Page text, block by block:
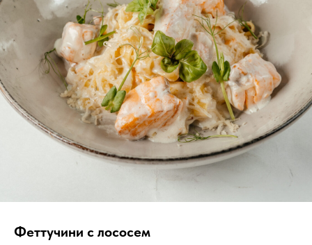
Феттучини с лососем